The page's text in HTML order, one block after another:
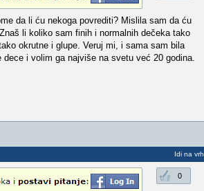
da li ću nekoga povrediti? Mislila sam da ću
li koliko sam finih i normalnih dečeka tako
okrutne i glupe. Veruj mi, i sama sam bila
i volim ga najviše na svetu već 20 godina.
Idi na vrh
0